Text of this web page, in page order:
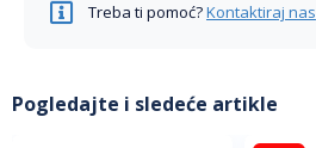
Treba ti pomoć?Kontaktiraj nas
Pogledajte i sledeće artikle